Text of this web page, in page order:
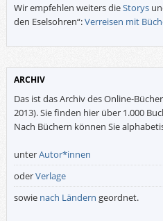
Wir empfehlen weiters dieStorys
den Eselsohren“:Verreisen mit
ARCHIV
Das ist das Archiv des Online-
2013). Sie finden hier über 1.000
Nach Büchern können Sie
unterAutor*innen
oderVerlage
sowie nach Ländern geordnet.